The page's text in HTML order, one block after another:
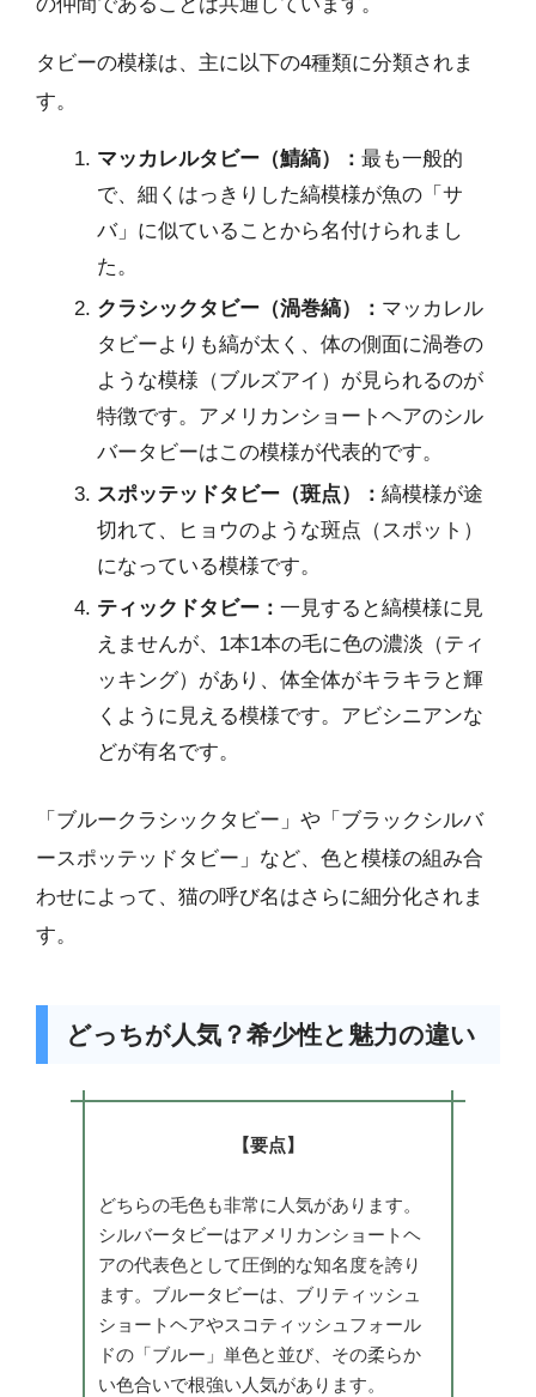
タビーの模様は、主に以下の4種類に分類されま
す。
マッカレルタビー（鯖縞）： 最も一般的
で、細くはっきりした縞模様が魚の「サ
バ」に似ていることから名付けられまし
た。
クラシックタビー（渦巻縞）： マッカレル
タビーよりも縞が太く、体の側面に渦巻の
ような模様（ブルズアイ）が見られるのが
特徴です。アメリカンショートヘアのシル
バータビーはこの模様が代表的です。
スポッテッドタビー（斑点）： 縞模様が途
切れて、ヒョウのような斑点（スポット）
になっている模様です。
ティックドタビー： 一見すると縞模様に見
えませんが、1本1本の毛に色の濃淡（ティ
ッキング）があり、体全体がキラキラと輝
くように見える模様です。アビシニアンな
どが有名です。
「ブルークラシックタビー」や「ブラックシルバ
ースポッテッドタビー」など、色と模様の組み合
わせによって、猫の呼び名はさらに細分化されま
す。
どっちが人気？希少性と魅力の違い
【要点】
どちらの毛色も非常に人気があります。
シルバータビーはアメリカンショートヘ
アの代表色として圧倒的な知名度を誇り
ます。ブルータビーは、ブリティッシュ
ショートヘアやスコティッシュフォール
ドの「ブルー」単色と並び、その柔らか
い色合いで根強い人気があります。